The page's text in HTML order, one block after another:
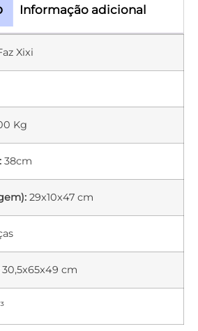
Informação adicional
Xixi
Kg
38cm
29x10x47 cm
30,5x65x49 cm